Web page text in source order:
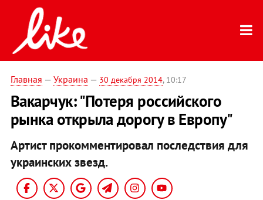
Главная — Украина — 30 декабря 2014, 10:17
Вакарчук: "Потеря российского
рынка открыла дорогу в Европу"
Артист прокомментировал последствия для
украинских звезд.